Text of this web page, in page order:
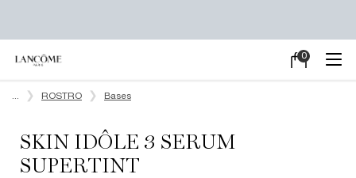
Mi
0
0 producto
ROSTRO Bases
SKIN IDÔLE 3 SERUM
SUPERTINT